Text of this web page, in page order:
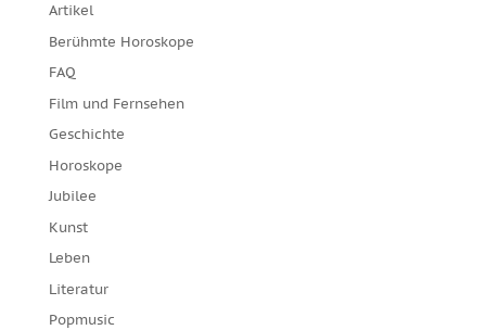
Artikel
Berühmte Horoskope
FAQ
Film und Fernsehen
Geschichte
Horoskope
Jubilee
Kunst
Leben
Literatur
Popmusic